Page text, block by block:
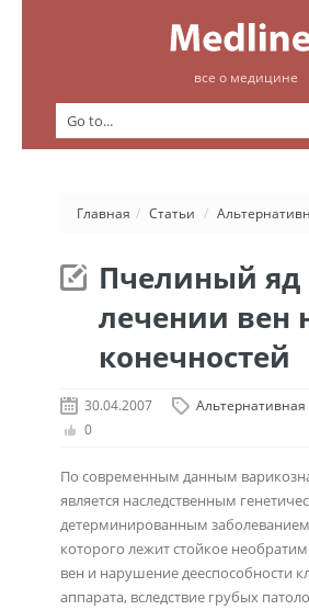
все о медицине
Главная / Статьи /
Пчелиный яд
лечении вен
конечностей
30.04.2007
0
По современным данным
является наследственным
детерминированным
которого лежит стойкое
вен и нарушение дееспособности
аппарата, вследствие грубых